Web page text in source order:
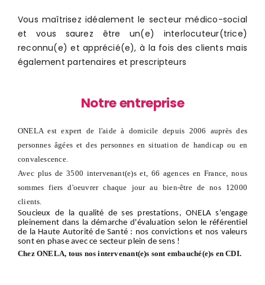
Vous maîtrisez idéalement le secteur médico-social
et vous saurez être un(e) interlocuteur(trice)
reconnu(e) et apprécié(e), à la fois des clients mais
également partenaires et prescripteurs
Notre entreprise
ONELA est expert de l'aide à domicile depuis 2006 auprès des
personnes âgées et des personnes en situation de handicap ou en
convalescence.
Avec plus de 3500 intervenant(e)s et, 66 agences en France, nous
sommes fiers d'oeuvrer chaque jour au bien-être de nos 12000
clients.
Soucieux de la qualité de ses prestations, ONELA s'engage
pleinement dans la démarche d'évaluation selon le référentiel
de la Haute Autorité de Santé : nos convictions et nos valeurs
sont en phase avec ce secteur plein de sens !
Chez ONELA, tous nos intervenant(e)s sont embauché(e)s en CDI.